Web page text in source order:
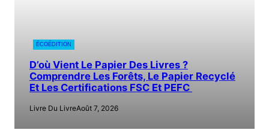
ÉCOÉDITION
D’où Vient Le Papier Des Livres ?
Comprendre Les Forêts, Le Papier Recyclé
Et Les Certifications FSC Et PEFC
Livre Du LivreAoût 7, 2026